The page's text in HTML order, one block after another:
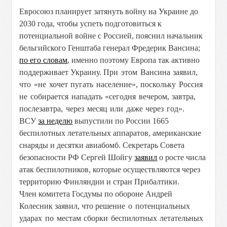
Евросоюз планирует затянуть войну на Украине до
2030 года, чтобы успеть подготовиться к
потенциальной войне с Россией, пояснил начальник
бельгийского Генштаба генерал Фредерик Вансина;
по его словам, именно поэтому Европа так активно
поддерживает Украину.При этом Вансина заявил,
что «не хочет пугать население», поскольку Россия
не собирается нападать «сегодня вечером, завтра,
послезавтра, через месяц или даже через год».
ВСУза неделю выпустили по России 1665
беспилотных летательных аппаратов, американские
снаряды и десятки авиабомб. Секретарь Совета
безопасности РФ Сергей Шойгузаявил о росте числа
атак беспилотников, которые осуществляются через
территорию Финляндии и стран Прибалтики.
Член комитета Госдумы по обороне Андрей
Колесник заявил, что решение о потенциальных
ударах по местам сборки беспилотных летательных